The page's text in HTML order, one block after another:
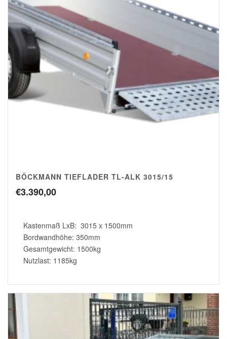
BÖCKMANN TIEFLADER TL-ALK 3015/15
€3.390,00
Kastenmaß LxB: 3015 x 1500mm
Bordwandhöhe: 350mm
Gesamtgewicht: 1500kg
Nutzlast: 1185kg